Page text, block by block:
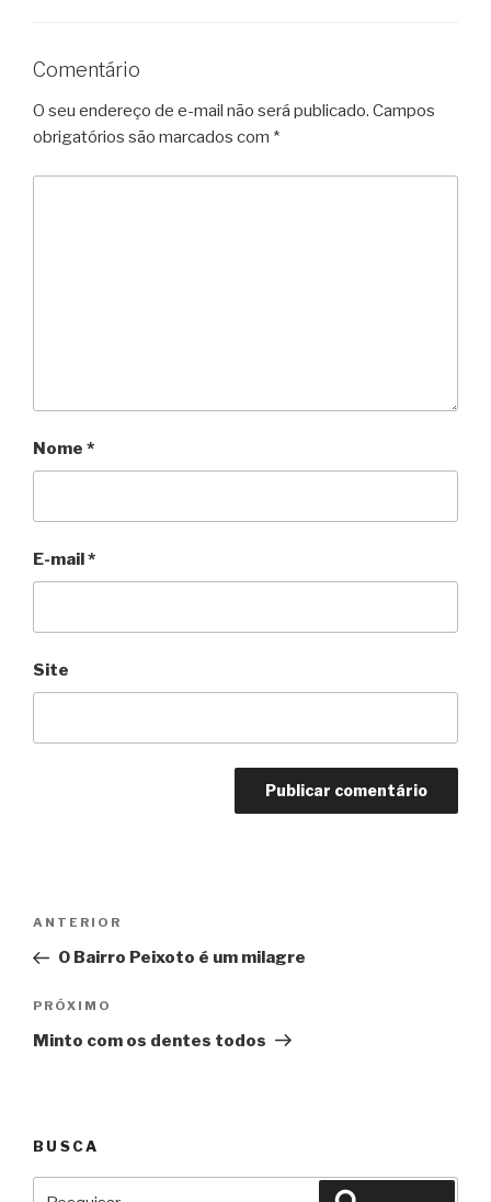
Comentário
O seu endereço de e-mail não será publicado. Campos
obrigatórios são marcados com *
Nome *
E-mail*
Site
Post
Anterior
ANTERIOR
O Bairro Peixoto é um milagre
Próximo
PRÓXIMO
Minto com os dentes todos
BUSCA